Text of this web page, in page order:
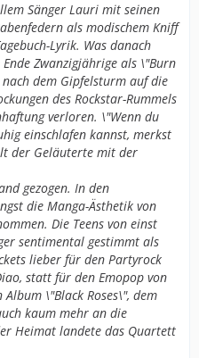
Sänger Lauri mit seinen
als modischem Kniff
Lyrik. Was danach
Zwanzigjährige als \"Burn
dem Gipfelsturm auf die
des Rockstar-Rummels
verloren. \"Wenn du
einschlafen kannst, merkst
der Geläuterte mit der
gezogen. In den
die Manga-Ästhetik von
Die Teens von einst
sentimental gestimmt als
lieber für den Partyrock
statt für den Emopop von
\"Black Roses\", dem
kaum mehr an die
Heimat landete das Quartett